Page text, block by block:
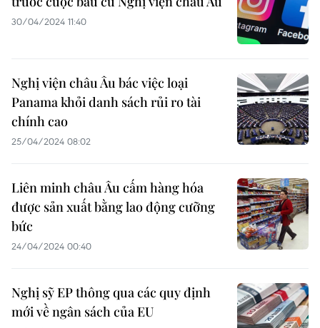
30/04/2024 11:40
Nghị viện châu Âu bác việc loại
Panama khỏi danh sách rủi ro tài
chính cao
25/04/2024 08:02
Liên minh châu Âu cấm hàng hóa
được sản xuất bằng lao động cưỡng
bức
24/04/2024 00:40
Nghị sỹ EP thông qua các quy định
mới về ngân sách của EU